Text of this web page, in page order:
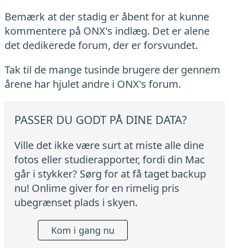
Bemærk at der stadig er åbent for at kunne
kommentere på ONX's indlæg. Det er alene
det dedikerede forum, der er forsvundet.
Tak til de mange tusinde brugere der gennem
årene har hjulet andre i ONX's forum.
PASSER DU GODT PÅ DINE DATA?
Ville det ikke være surt at miste alle dine
fotos eller studierapporter, fordi din Mac
går i stykker? Sørg for at få taget backup
nu! Onlime giver for en rimelig pris
ubegrænset plads i skyen.
Kom i gang nu